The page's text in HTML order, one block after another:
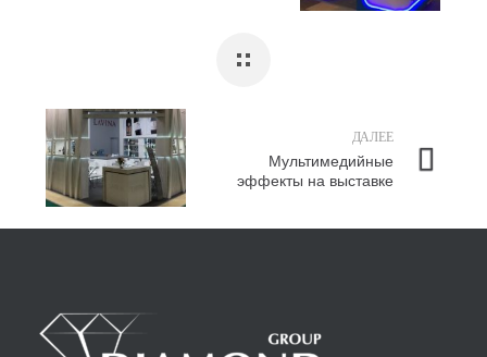
ДАЛЕЕ
Мультимедийные
эффекты на выставке